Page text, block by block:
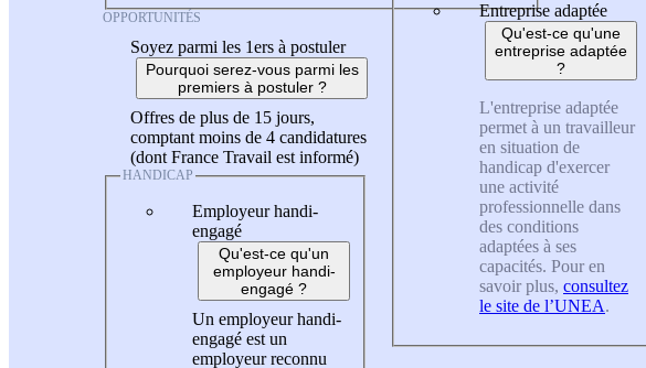
OPPORTUNITÉS
Soyez parmi les 1ers à postuler
Pourquoi serez-vous parmi les
premiers à postuler ?
Offres de plus de 15 jours,
comptant moins de 4 candidatures
(dont France Travail est informé)
HANDICAP
Employeur handi-
engagé
Qu'est-ce qu'un
employeur handi-
engagé ?
Un employeur handi-
engagé est un
employeur reconnu
Entreprise adaptée
Qu'est-ce qu'une
entreprise adaptée
?
L'entreprise adaptée
permet à un travailleur
en situation de
handicap d'exercer
une activité
professionnelle dans
des conditions
adaptées à ses
capacités. Pour en
savoir plus, consultez
le site de l’UNEA.